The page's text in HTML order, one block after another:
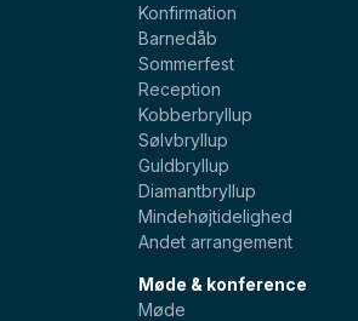
Konfirmation
Barnedåb
Sommerfest
Reception
Kobberbryllup
Sølvbryllup
Guldbryllup
Diamantbryllup
Mindehøjtidelighed
Andet arrangement
Møde & konference
Møde